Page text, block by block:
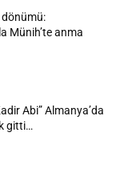
dönümü:
Münih’te anma
Abi” Almanya’da
gitti…